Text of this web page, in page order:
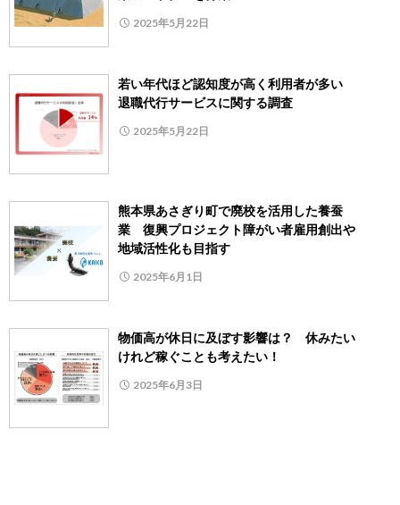
2025年5月22日
若い年代ほど認知度が高く利用者が多い
退職代行サービスに関する調査
2025年5月22日
熊本県あさぎり町で廃校を活用した養蚕
業 復興プロジェクト障がい者雇用創出や
地域活性化も目指す
2025年6月1日
物価高が休日に及ぼす影響は？ 休みたい
けれど稼ぐことも考えたい！
2025年6月3日